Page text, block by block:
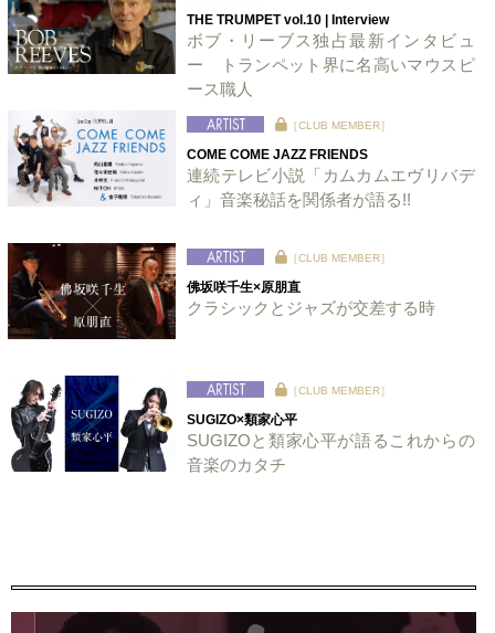
THE TRUMPET vol.10 | Interview
ボブ・リーブス独占最新インタビュ
ー トランペット界に名高いマウスピ
ース職人
［CLUB MEMBER］
COME COME JAZZ FRIENDS
連続テレビ小説「カムカムエヴリバデ
ィ」音楽秘話を関係者が語る!!
［CLUB MEMBER］
佛坂咲千生×原朋直
クラシックとジャズが交差する時
［CLUB MEMBER］
SUGIZO×類家心平
SUGIZOと類家心平が語るこれからの
音楽のカタチ